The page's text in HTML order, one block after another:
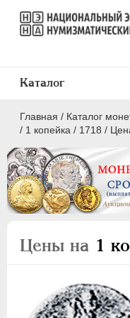
Главная / Каталог
/ 1 копейка / 1718 /
Цены на 1
Каталог
ПEТР I 1699 - 1725
Серебро
Полтина